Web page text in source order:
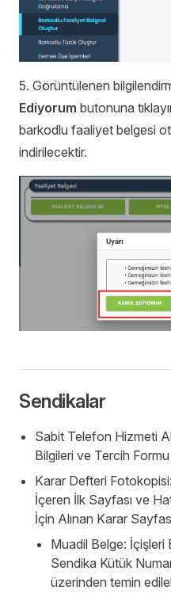
5. Görüntülenen
Ediyorum butonuna
barkodlu faaliyet belgesi
indirilecektir.
Sendikalar
Sabit Telefon Hizmeti
Bilgileri ve Tercih
Karar Defteri
İçeren İlk Sayfası ve
İçin Alınan Karar
Muadil Belge: İçişleri
Sendika Kütük
üzerinden temin